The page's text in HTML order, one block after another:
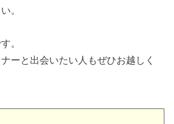
。
。
ーと出会いたい人もぜひお越しく